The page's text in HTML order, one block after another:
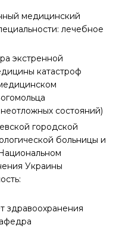
медицинский
лечебное
экстренной
катастроф
состояний)
городской
больницы и
Украины
здравоохранения